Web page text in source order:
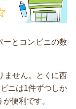
ーとコンビニの数
ません。とくに西
ニは1件ずつしか
便利です。